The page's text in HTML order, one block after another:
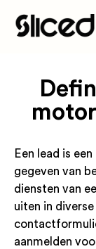
Een lead is
gegeven van
diensten van
uiten in
aanmelden